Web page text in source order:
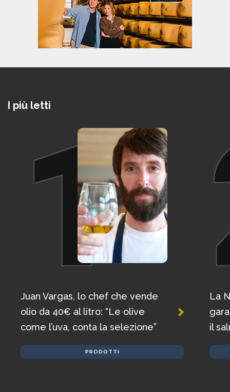
I più letti1
Juan Vargas, lo chef che vende
olio da 40€ al litro: “Le olive
come l’uva, conta la selezione”
PRODOTTI
La
il